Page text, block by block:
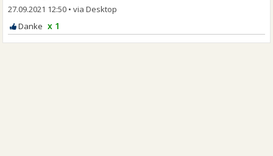
27.09.2021 12:50 •
x 1